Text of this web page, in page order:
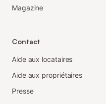
Magazine
Contact
Aide aux locataires
Aide aux propriétaires
Presse